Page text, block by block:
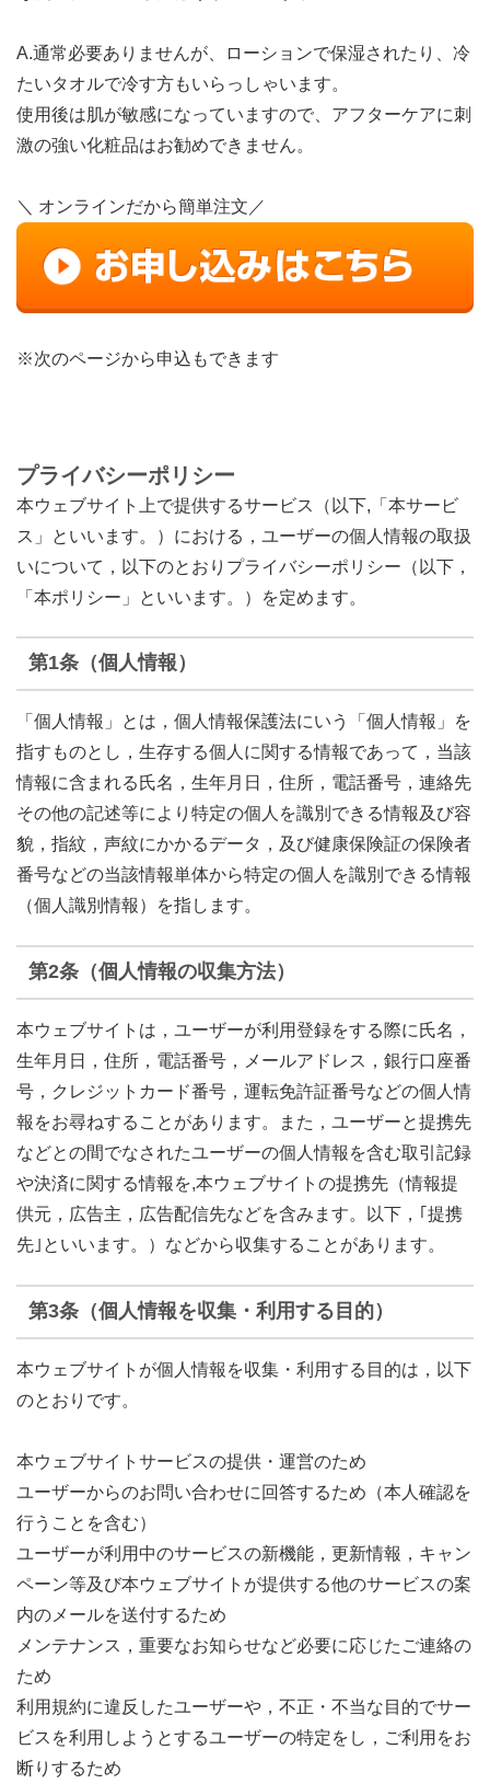
A.通常必要ありませんが、ローションで保湿されたり、冷
たいタオルで冷す方もいらっしゃいます。
使用後は肌が敏感になっていますので、アフターケアに刺
激の強い化粧品はお勧めできません。
＼ オンラインだから簡単注文／
※次のページから申込もできます
プライバシーポリシー
本ウェブサイト上で提供するサービス（以下,「本サービ
ス」といいます。）における，ユーザーの個人情報の取扱
いについて，以下のとおりプライバシーポリシー（以下，
「本ポリシー」といいます。）を定めます。
第1条（個人情報）
「個人情報」とは，個人情報保護法にいう「個人情報」を
指すものとし，生存する個人に関する情報であって，当該
情報に含まれる氏名，生年月日，住所，電話番号，連絡先
その他の記述等により特定の個人を識別できる情報及び容
貌，指紋，声紋にかかるデータ，及び健康保険証の保険者
番号などの当該情報単体から特定の個人を識別できる情報
（個人識別情報）を指します。
第2条（個人情報の収集方法）
本ウェブサイトは，ユーザーが利用登録をする際に氏名，
生年月日，住所，電話番号，メールアドレス，銀行口座番
号，クレジットカード番号，運転免許証番号などの個人情
報をお尋ねすることがあります。また，ユーザーと提携先
などとの間でなされたユーザーの個人情報を含む取引記録
や決済に関する情報を,本ウェブサイトの提携先（情報提
供元，広告主，広告配信先などを含みます。以下，｢提携
先｣といいます。）などから収集することがあります。
第3条（個人情報を収集・利用する目的）
本ウェブサイトが個人情報を収集・利用する目的は，以下
のとおりです。
本ウェブサイトサービスの提供・運営のため
ユーザーからのお問い合わせに回答するため（本人確認を
行うことを含む）
ユーザーが利用中のサービスの新機能，更新情報，キャン
ペーン等及び本ウェブサイトが提供する他のサービスの案
内のメールを送付するため
メンテナンス，重要なお知らせなど必要に応じたご連絡の
ため
利用規約に違反したユーザーや，不正・不当な目的でサー
ビスを利用しようとするユーザーの特定をし，ご利用をお
断りするため